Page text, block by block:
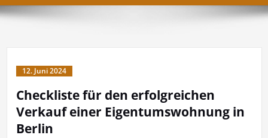
12. Juni 2024
Checkliste für den erfolgreichen
Verkauf einer Eigentumswohnung in
Berlin